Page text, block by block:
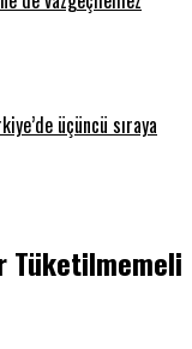
üçüncü sıraya
Tüketilmemeli